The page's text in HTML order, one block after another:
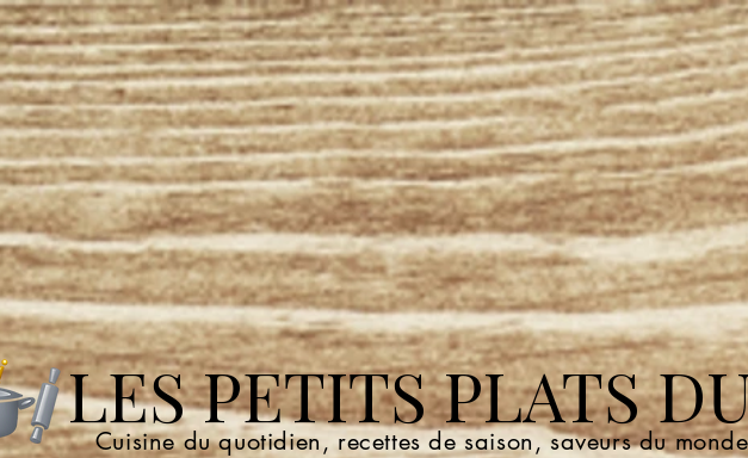
LES PETITS PLATS
Cuisine du quotidien, recettes de saison, saveurs du